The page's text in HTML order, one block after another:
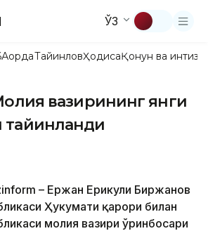
ЎЗ
АқордаТайинловҲодисаҚонун ва
вазирининг янги
тайинланди
– Ержан Ерикули Биржанов
Ҳукумати қарори билан
молия вазири ўринбосари